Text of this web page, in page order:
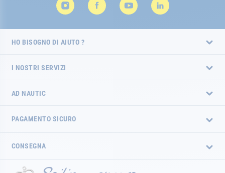
HO BISOGNO DI AIUTO ?
I NOSTRI SERVIZI
AD NAUTIC
PAGAMENTO SICURO
CONSEGNA